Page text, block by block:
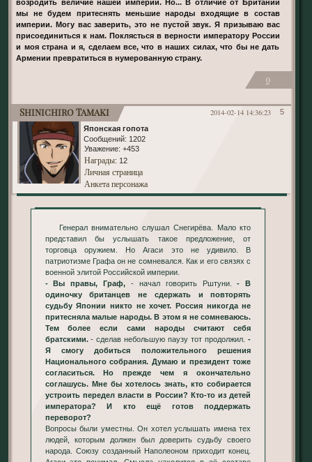
возродить величие нашей империи. Но... В отличие от Британии
мы не будем притеснять меньшие народы входящие в состав
империи. Могу вас заверить, это не пустой звук. Я призываю вас
присоединиться к нам. Поклясться в верности императору России
и моя страна и я, сделаем все, что в наших силах, что бы не дать
Армении превратиться в нумерованную страну.
0
5
2014-02-14 14:36:23
Shinichiro Tamaki
Японская гопота
Сообщений: 1202
Уважение: +453
Награды: 12
Личная страница
Анкета персонажа
Генерал внимательно слушал Снегирёва. Мало кто
представил бы услышать такое предложение, от
торговца оружием. Но Агаси это не удивило. В
патриотизме Графа он не сомневался. Как и его связях с
военной элитой Российской империи.
- Вы правы, Граф, - начал говорить Рштуни.- В
одиночку британцев не сдержать и повторять
судьбу Японии никто не хочет. Россия никогда не
притесняла малые народы. В этом я не сомневаюсь.
Тем более если сами народы считают себя
братскими.- сделав небольшую паузу тот продолжил.-
Я смогу добиться положительного решения
Национального собрания. Думаю и президент тоже
согласиться. Но прежде чем я окончательно
соглашусь. Мне бы хотелось знать, кто собирается
устроить передел власти в России? Кто-то из детей
императора? И кто ещё готов поддержать
переворот?
Вопросы были уместны. Он хотел услышать имена тех
людей, которым должен был доверить судьбу своего
народа. Союзу созданный Наполеоном приходит конец.